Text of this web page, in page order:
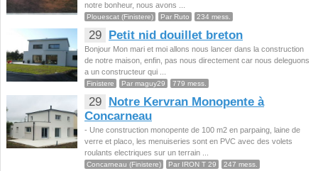
notre bonheur, nous avons ...
Plouescat (Finistere) Par Ruto 234 mess.
29 Petit nid douillet breton
Bonjour Mon mari et moi allons nous lancer dans la construction
de notre maison, enfin, pas nous directement car nous deleguons
a un constructeur qui ...
Finistere Par maguy29 779 mess.
29
Notre Kervran Monopente à
Concarneau
- Une construction monopente de 100 m2 en parpaing, laine de
verre et placo, les menuiseries sont en PVC avec des volets
roulants electriques sur un terrain ...
Concarneau (Finistere) Par IRON T 29 247 mess.